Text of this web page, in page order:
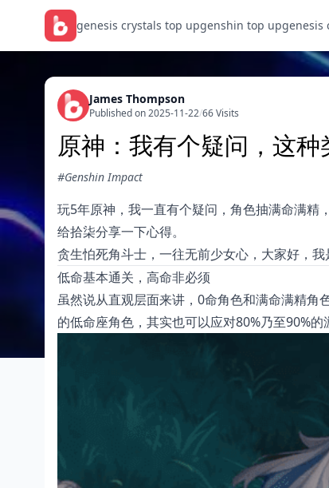
genesis crystals top upgenshin top upgenesis
James Thompson
Published on 2025-11-22/66 Visits
原神：我有个疑问，这
#Genshin Impact
玩5年原神，我一直有个疑问，角色抽满命满精
给拾柒分享一下心得。
贪生怕死角斗士，一往无前少女心，大家好，我
低命基本通关，高命非必须
虽然说从直观层面来讲，0命角色和满命满精角
的低命座角色，其实也可以应对80%乃至90%的